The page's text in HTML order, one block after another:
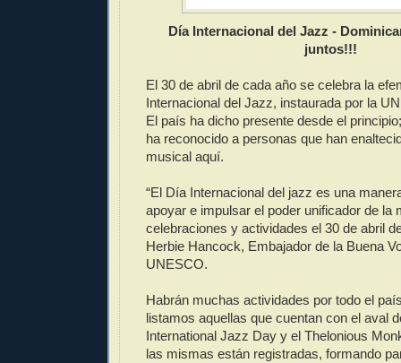
Día Internacional del Jazz -
juntos!!!
El 30 de abril de cada año se celebra la
Internacional del Jazz, instaurada por la
El país ha dicho presente desde el
ha reconocido a personas que han
musical aquí.
“El Día Internacional del jazz es una
apoyar e impulsar el poder unificador de la
celebraciones y actividades el 30 de abril
Herbie Hancock, Embajador de la Buena
UNESCO.
Habrán muchas actividades por todo el
listamos aquellas que cuentan con el aval
International Jazz Day y el Thelonious
las mismas están registradas, formando